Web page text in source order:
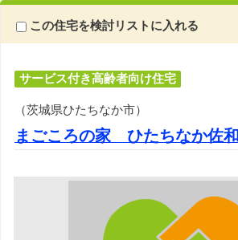
この住宅を検討リストに入れる
サービス付き高齢者向け住宅
（茨城県ひたちなか市）
まごころの家 ひたちなか佐和